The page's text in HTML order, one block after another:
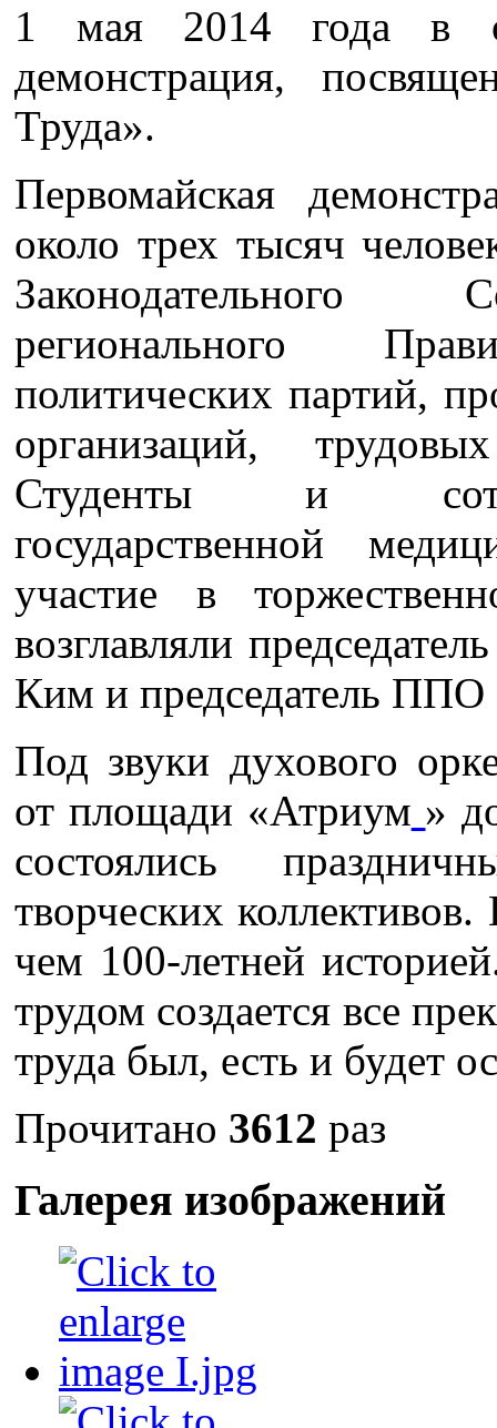
1 мая 2014 года в
демонстрация,
Труда».
Первомайская
около трех тысяч
Законодательного
регионального
политических партий,
организаций,
Студенты и
государственной
участие в
возглавляли
Ким и председатель
Под звуки духового
от площади «Атриум »
состоялись
творческих
чем 100-летней
трудом создается все
труда был, есть и будет
Прочитано 3612 раз
Галерея изображений